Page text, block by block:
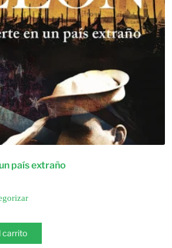
país extraño
carrito